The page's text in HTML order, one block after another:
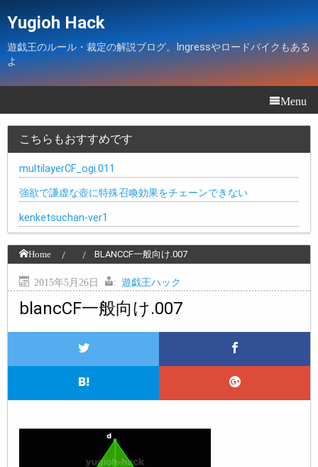
Yugioh Hack
遊戯王のルール・裁定の解説ブログ。Ingressやロードバイクもある
よ
Menu
こちらもおすすめです
multilayerCF_ogi.011
強欲で謙虚な壺に特殊召喚効果をチェーンできない
kenketsuchan-ver1
Home BLANCCF一般向け.007
2015年5月26日 : 遊戯王ハック
blancCF一般向け.007